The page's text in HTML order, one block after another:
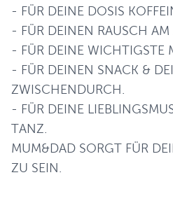
- FÜR DEINE DOSIS
- FÜR DEINEN RAUSCH AM
- FÜR DEINE WICHTIGSTE
- FÜR DEINEN SNACK &
ZWISCHENDURCH.
- FÜR DEINE
TANZ.
MUM&DAD SORGT FÜR
ZU SEIN.